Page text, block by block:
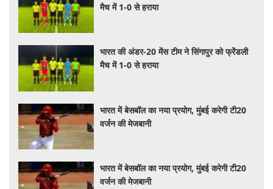
मैच में 1-0 से हराया
भारत की अंडर-20 मेंस टीम ने सिंगापुर को फ्रेंडली
मैच में 1-0 से हराया
भारत में बेसबॉल का नया प्रयोग, मुंबई करेगी टी20
वर्जन की मेजबानी
भारत में बेसबॉल का नया प्रयोग, मुंबई करेगी टी20
वर्जन की मेजबानी